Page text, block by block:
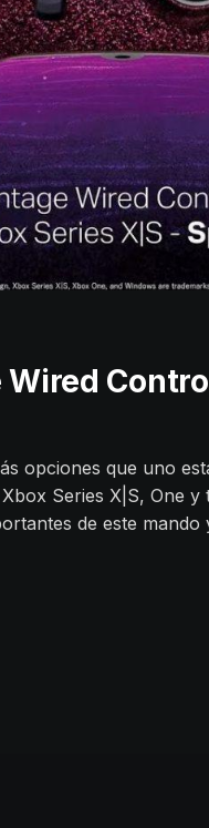
opciones que uno
Series X|S, One
de este